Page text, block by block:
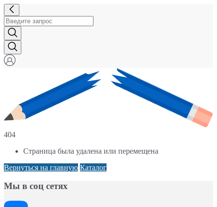
404
Страница была удалена или перемещена
Вернуться на главную Каталог
Мы в соц сетях